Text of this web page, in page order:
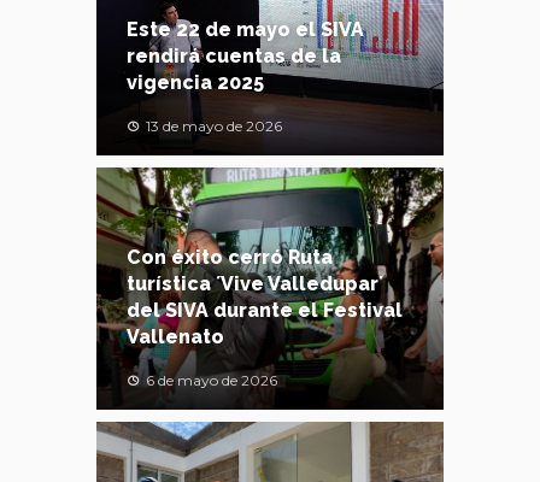
Este 22 de mayo el SIVA
rendirá cuentas de la
vigencia 2025
13 de mayo de 2026
Con éxito cerró Ruta
turística ´Vive Valledupar´
del SIVA durante el Festival
Vallenato
6 de mayo de 2026